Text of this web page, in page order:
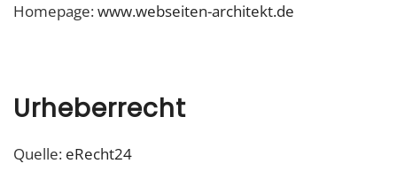
Homepage:www.webseiten-architekt.de
Urheberrecht
Quelle: eRecht24